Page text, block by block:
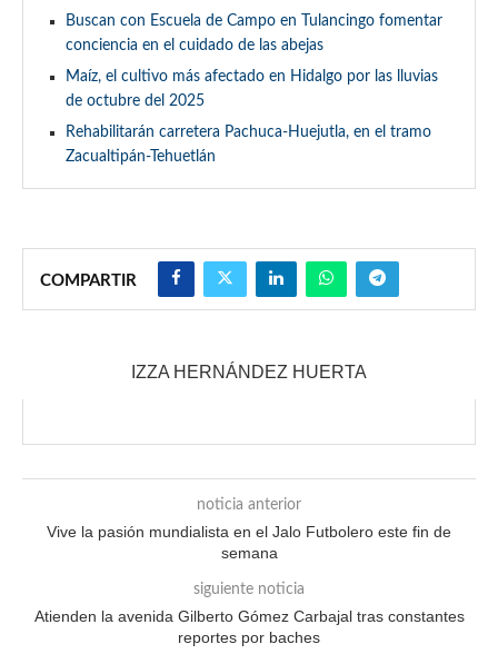
Buscan con Escuela de Campo en Tulancingo fomentar
conciencia en el cuidado de las abejas
Maíz, el cultivo más afectado en Hidalgo por las lluvias
de octubre del 2025
Rehabilitarán carretera Pachuca-Huejutla, en el tramo
Zacualtipán-Tehuetlán
COMPARTIR
IZZA HERNÁNDEZ HUERTA
noticia anterior
Vive la pasión mundialista en el Jalo Futbolero este fin de
semana
siguiente noticia
Atienden la avenida Gilberto Gómez Carbajal tras constantes
reportes por baches